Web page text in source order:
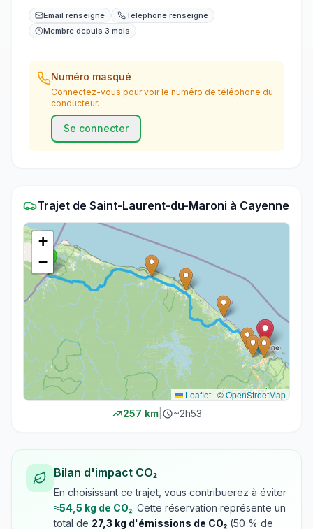
Email renseigné
Téléphone renseigné
Membre depuis 3 mois
Numéro masqué
Connectez-vous pour voir le numéro de téléphone du
conducteur.
Se connecter
Trajet de Saint-Laurent-du-Maroni à Cayenne
+
−
Leaflet | ©OpenStreetMap
257 km| ~2h53
Bilan d'impact CO₂
En choisissant ce trajet, vous contribuerez à éviter
≈54,5 kg de CO₂. Cette réservation représente un
total de 27,3 kg d'émissions de CO₂ (50 % de